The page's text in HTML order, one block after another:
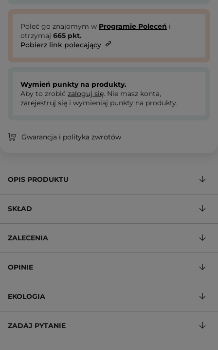
Poleć go znajomym w Programie Poleceń i
otrzymaj 665 pkt.
Pobierz link polecający
Wymień punkty na produkty.
Aby to zrobić zaloguj się. Nie masz konta,
zarejestruj się i wymieniaj punkty na produkty.
Gwarancja i polityka zwrotów
OPIS PRODUKTU
SKŁAD
ZALECENIA
OPINIE
EKOLOGIA
ZADAJ PYTANIE